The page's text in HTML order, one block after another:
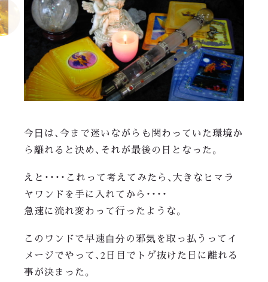
今日は、今まで迷いながらも関わっていた環境か
ら離れると決め、それが最後の日となった。
えと・・・・これって考えてみたら、大きなヒマラ
ヤワンドを手に入れてから・・・・
急速に流れ変わって行ったような。
このワンドで早速自分の邪気を取っ払うってイ
メージでやって、2日目でトゲ抜けた日に離れる
事が決まった。